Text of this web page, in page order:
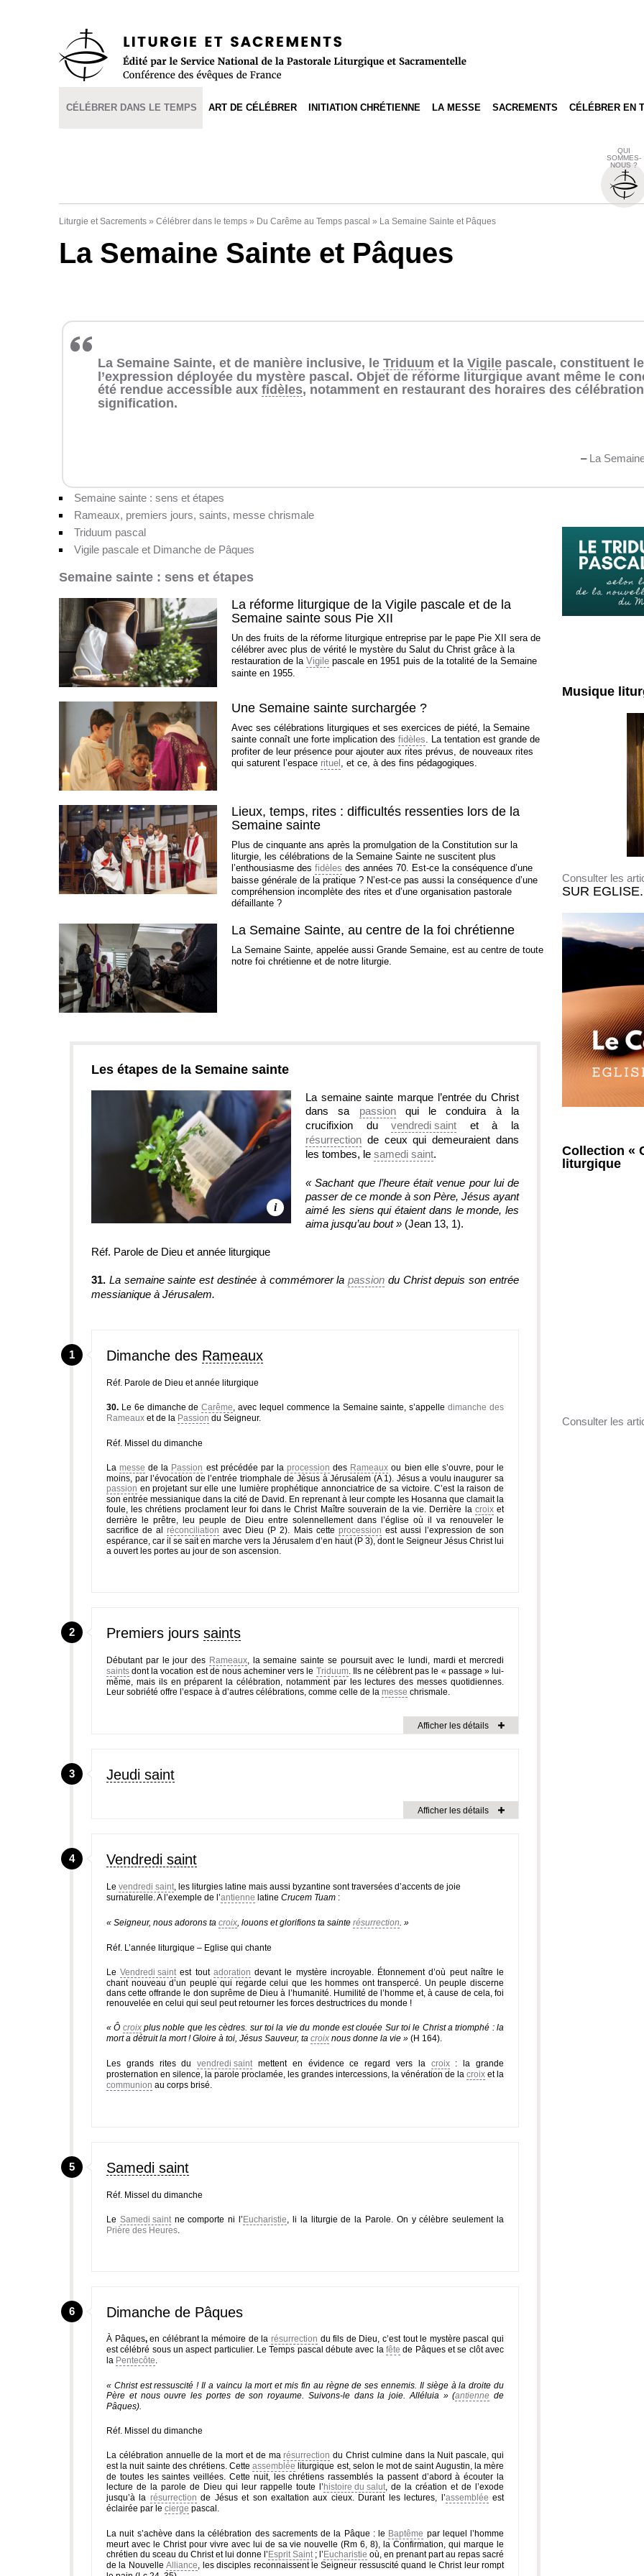
Accès direct à la recherche
CÉLÉBRER DANS LE TEMPS ART DE CÉLÉBRER INITIATION CHRÉTIENNE LA MESSE SACREMENTS CÉLÉBRER EN
QUI
SOMMES-
NOUS ?
Liturgie et Sacrements » Célébrer dans le temps » Du Carême au Temps pascal » La Semaine Sainte et Pâques
La Semaine Sainte et Pâques
La Semaine Sainte, et de manière inclusive, le Triduum et la Vigile pascale, constituent
l’expression déployée du mystère pascal. Objet de réforme liturgique avant même le
été rendue accessible aux fidèles, notamment en restaurant des horaires des
signification.
– La
Semaine sainte : sens et étapes
Rameaux, premiers jours, saints, messe chrismale
Triduum pascal
Vigile pascale et Dimanche de Pâques
Semaine sainte : sens et étapes
La réforme liturgique de la Vigile pascale et de la
Semaine sainte sous Pie XII
Un des fruits de la réforme liturgique entreprise par le pape Pie XII sera de
célébrer avec plus de vérité le mystère du Salut du Christ grâce à la
restauration de la Vigile pascale en 1951 puis de la totalité de la Semaine
sainte en 1955.
Une Semaine sainte surchargée ?
Avec ses célébrations liturgiques et ses exercices de piété, la Semaine
sainte connaît une forte implication des fidèles. La tentation est grande de
profiter de leur présence pour ajouter aux rites prévus, de nouveaux rites
qui saturent l’espace rituel , et ce, à des fins pédagogiques.
Lieux, temps, rites : difficultés ressenties lors de la
Semaine sainte
Plus de cinquante ans après la promulgation de la Constitution sur la
liturgie, les célébrations de la Semaine Sainte ne suscitent plus
l’enthousiasme des fidèles des années 70. Est-ce la conséquence d’une
baisse générale de la pratique ? N’est-ce pas aussi la conséquence d’une
compréhension incomplète des rites et d’une organisation pastorale
défaillante ?
La Semaine Sainte, au centre de la foi chrétienne
La Semaine Sainte, appelée aussi Grande Semaine, est au centre de toute
notre foi chrétienne et de notre liturgie.
Les étapes de la Semaine sainte
i
La semaine sainte marque l’entrée du Christ
dans sa passionqui le conduira à la
crucifixion duvendredi saint et à la
résurrection de ceux qui demeuraient dans
les tombes, le samedi saint.
« Sachant que l’heure était venue pour lui de
passer de ce monde à son Père, Jésus ayant
aimé les siens qui étaient dans le monde, les
aima jusqu’au bout » (Jean 13, 1).
Réf. Parole de Dieu et année liturgique
31. La semaine sainte est destinée à commémorer lapassion du Christ depuis son entrée
messianique à Jérusalem.
1 Dimanche des Rameaux
Réf. Parole de Dieu et année liturgique
30. Le 6e dimanche deCarême, avec lequel commence la Semaine sainte, s’appelledimanche des
Rameaux et de la Passion du Seigneur.
Réf. Missel du dimanche
Lamesse de la Passion est précédée par laprocession des Rameaux ou bien elle s’ouvre, pour le
moins, par l’évocation de l’entrée triomphale de Jésus à Jérusalem (A 1). Jésus a voulu inaugurer sa
passion en projetant sur elle une lumière prophétique annonciatrice de sa victoire. C’est la raison de
son entrée messianique dans la cité de David. En reprenant à leur compte les Hosanna que clamait la
foule, les chrétiens proclament leur foi dans le Christ Maître souverain de la vie. Derrière la croixet
derrière le prêtre, leu peuple de Dieu entre solennellement dans l’église où il va renouveler le
sacrifice de alréconciliation avec Dieu (P 2). Mais cette procession est aussi l’expression de son
espérance, car il se sait en marche vers la Jérusalem d’en haut (P 3), dont le Seigneur Jésus Christ lui
a ouvert les portes au jour de son ascension.
2 Premiers jours saints
Débutant par le jour des Rameaux, la semaine sainte se poursuit avec le lundi, mardi et mercredi
saints dont la vocation est de nous acheminer vers le Triduum. Ils ne célèbrent pas le « passage » lui-
même, mais ils en préparent la célébration, notamment par les lectures des messes quotidiennes.
Leur sobriété offre l’espace à d’autres célébrations, comme celle de la messe chrismale.
Afficher les détails
3 Jeudi saint
Afficher les détails
4 Vendredi saint
Le vendredi saint, les liturgies latine mais aussi byzantine sont traversées d’accents de joie
surnaturelle. A l’exemple de l’antienne latine Crucem Tuam :
« Seigneur, nous adorons ta croix, louons et glorifions ta sainte résurrection. »
Réf. L’année liturgique – Eglise qui chante
LeVendredi saintest tout adoration devant le mystère incroyable. Étonnement d’où peut naître le
chant nouveau d’un peuple qui regarde celui que les hommes ont transpercé. Un peuple discerne
dans cette offrande le don suprême de Dieu à l’humanité. Humilité de l’homme et, à cause de cela, foi
renouvelée en celui qui seul peut retourner les forces destructrices du monde !
« Ô croixplus noble que les cèdres. sur toi la vie du monde est clouée Sur toi le Christ a triomphé : la
mort a détruit la mort ! Gloire à toi, Jésus Sauveur, ta croix nous donne la vie » (H 164).
Les grands rites duvendredi saintmettent en évidence ce regard vers la croix: la grande
prosternation en silence, la parole proclamée, les grandes intercessions, la vénération de la croix et la
communion au corps brisé.
5 Samedi saint
Réf. Missel du dimanche
Le Samedi saintne comporte ni l’ Eucharistie, li la liturgie de la Parole. On y célèbre seulement la
Prière des Heures.
6 Dimanche de Pâques
À Pâques,en célébrant la mémoire de la résurrection du fils de Dieu, c’est tout le mystère pascal qui
est célébré sous un aspect particulier. Le Temps pascal débute avec la fête de Pâques et se clôt avec
la Pentecôte.
« Christ est ressuscité ! Il a vaincu la mort et mis fin au règne de ses ennemis. Il siège à la droite du
Père et nous ouvre les portes de son royaume. Suivons-le dans la joie. Alléluia » (antienne de
Pâques).
Réf. Missel du dimanche
La célébration annuelle de la mort et de marésurrection du Christ culmine dans la Nuit pascale, qui
est la nuit sainte des chrétiens. Cetteassemblée liturgique est, selon le mot de saint Augustin, la mère
de toutes les saintes veillées. Cette nuit, les chrétiens rassemblés la passent d’abord à écouter la
lecture de la parole de Dieu qui leur rappelle toute l’ histoire du salut, de la création et de l’exode
jusqu’à la résurrection de Jésus et son exaltation aux cieux. Durant les lectures, l’assemblée est
éclairée par le cierge pascal.
La nuit s’achève dans la célébration des sacrements de la Pâque : le Baptême par lequel l’homme
meurt avec le Christ pour vivre avec lui de sa vie nouvelle (Rm 6, 8), la Confirmation, qui marque le
chrétien du sceau du Christ et lui donne l’ Esprit Saint; l’ Eucharistie où, en prenant part au repas sacré
de la NouvelleAlliance, les disciples reconnaissent le Seigneur ressuscité quand le Christ leur rompt
Musique
Consulter les
SUR
Collection «
liturgique
Consulter les